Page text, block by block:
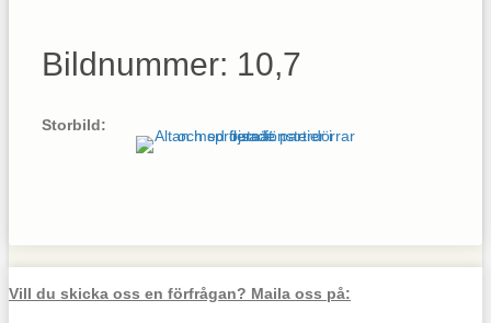
Bildnummer: 10,7
Storbild:
Vill du skicka oss en förfrågan? Maila oss på: